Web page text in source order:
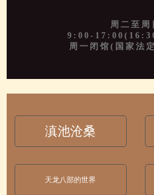
周二至周
9:00-
周一闭馆(国家法
滇池沧桑
天龙八部的世界